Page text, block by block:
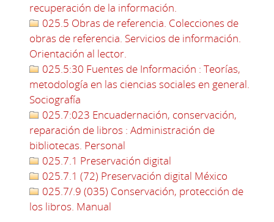
recuperación de la información.
025.5 Obras de referencia. Colecciones de
obras de referencia. Servicios de información.
Orientación al lector.
025.5:30 Fuentes de Información : Teorías,
metodología en las ciencias sociales en general.
Sociografía
025.7:023 Encuadernación, conservación,
reparación de libros : Administración de
bibliotecas. Personal
025.7.1 Preservación digital
025.7.1 (72) Preservación digital México
025.7/.9 (035) Conservación, protección de
los libros. Manual